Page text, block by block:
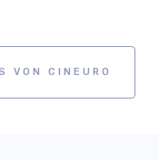
VON CINEURO